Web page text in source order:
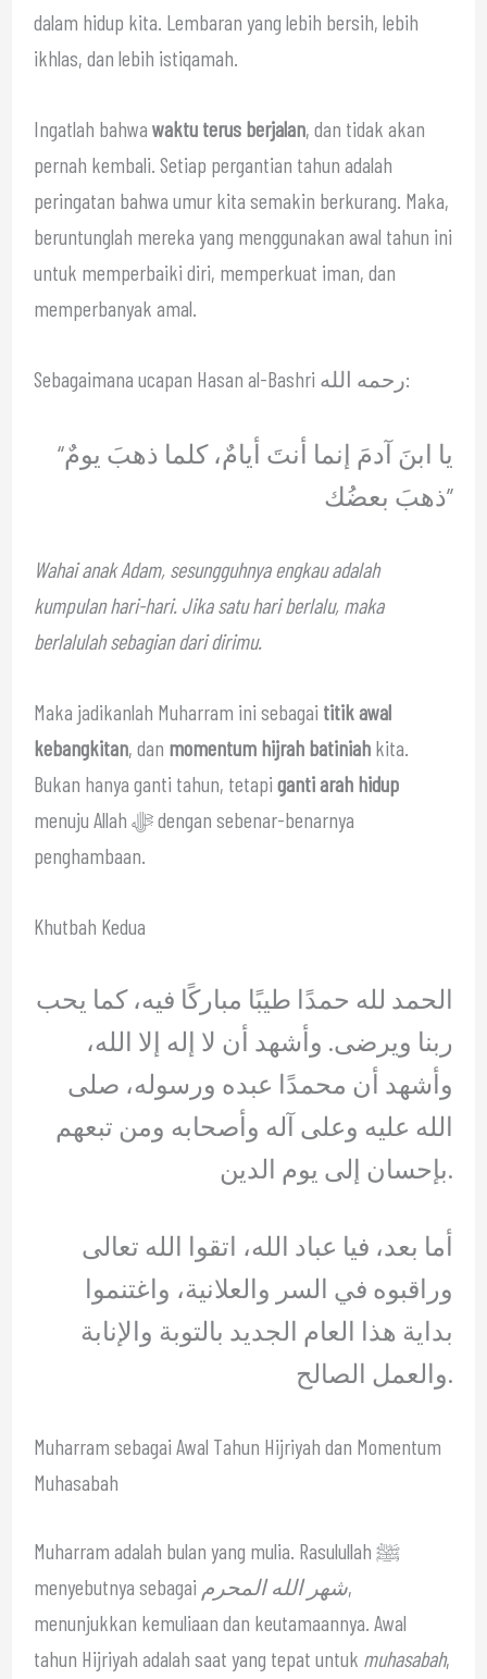
dalam hidup kita. Lembaran yang lebih bersih, lebih
ikhlas, dan lebih istiqamah.
Ingatlah bahwa waktu terus berjalan, dan tidak akan
pernah kembali. Setiap pergantian tahun adalah
peringatan bahwa umur kita semakin berkurang. Maka,
beruntunglah mereka yang menggunakan awal tahun ini
untuk memperbaiki diri, memperkuat iman, dan
memperbanyak amal.
Sebagaimana ucapan Hasan al-Bashri رحمه الله:
“يا ابنَ آدمَ إنما أنتَ أيامٌ، كلما ذهبَ يومٌ
ذهبَ بعضُك”
Wahai anak Adam, sesungguhnya engkau adalah
kumpulan hari-hari. Jika satu hari berlalu, maka
berlalulah sebagian dari dirimu.
Maka jadikanlah Muharram ini sebagai titik awal
kebangkitan, dan momentum hijrah batiniahkita.
Bukan hanya ganti tahun, tetapi ganti arah hidup
menuju Allah ﷻ dengan sebenar-benarnya
penghambaan.
Khutbah Kedua
الحمد لله حمدًا طيبًا مباركًا فيه، كما يحب
ربنا ويرضى. وأشهد أن لا إله إلا الله،
وأشهد أن محمدًا عبده ورسوله، صلى
الله عليه وعلى آله وأصحابه ومن تبعهم
بإحسان إلى يوم الدين.
أما بعد، فيا عباد الله، اتقوا الله تعالى
وراقبوه في السر والعلانية، واغتنموا
بداية هذا العام الجديد بالتوبة والإنابة
والعمل الصالح.
Muharram sebagai Awal Tahun Hijriyah dan Momentum
Muhasabah
Muharram adalah bulan yang mulia. Rasulullah ﷺ
menyebutnya sebagai شهر الله المحرم,
menunjukkan kemuliaan dan keutamaannya. Awal
tahun Hijriyah adalah saat yang tepat untuk muhasabah,